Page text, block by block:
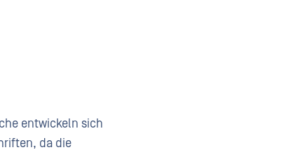
entwickeln sich
da die